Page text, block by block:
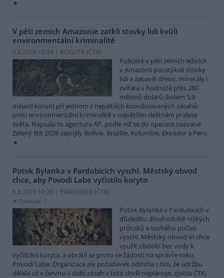
V pěti zemích Amazonie zatkli stovky lidí kvůli
environmentální kriminalitě
5.8.2026 10:34 | BOGOTÁ (ČTK)
Policisté v pěti zemích ležících
v Amazonii pozatýkali stovky
lidí a zabavili dřevo, minerály i
zvířata v hodnotě přes 280
milionů dolarů (kolem 5,9
miliard korun) při jednom z největších koordinovaných zásahů
proti environmentální kriminalitě v největším deštném pralese
světa. Napsala to agentura AP, podle níž se do operace nazvané
Zelený štít 2026 zapojily Bolívie, Brazílie, Kolumbie, Ekvádor a Peru.
Potok Bylanka v Pardubicích vyschl. Městský obvod
chce, aby Povodí Labe vyčistilo koryto
5.8.2026 10:26 | PARDUBICE (ČTK)
Diskuse: 1
Potok Bylanka v Pardubicích v
důsledku dlouhodobě nízkých
průtoků a suchého počasí
vyschl. Městský obvod VI chce
využít období bez vody k
vyčištění koryta, a obrátil se proto se žádostí na správce toku,
Povodí Labe. Organizace ale požadavek odmítla s tím, že údržbu
dělala už v červnu a další zásah v tuto chvíli neplánuje, zjistila ČTK.